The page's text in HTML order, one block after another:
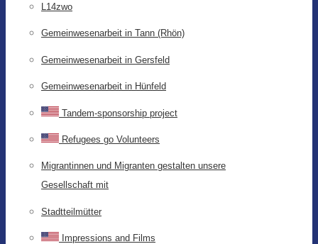
L14zwo
Gemeinwesenarbeit in Tann (Rhön)
Gemeinwesenarbeit in Gersfeld
Gemeinwesenarbeit in Hünfeld
Tandem-sponsorship project
Refugees go Volunteers
Migrantinnen und Migranten gestalten unsere
Gesellschaft mit
Stadtteilmütter
Impressions and Films